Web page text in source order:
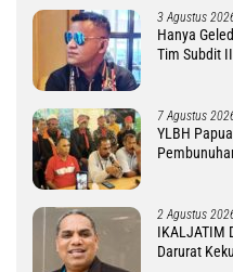
3 Agustus
Hanya
Tim Subdit
7 Agustus
YLBH
2 Agustus
IKALJATIM
Darurat